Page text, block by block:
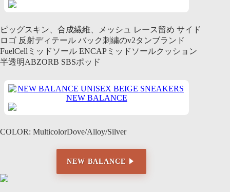
ピッグスキン、合成繊維、メッシュ レース留め サイド
ロゴ 反射ディテール バック刺繍のv2タンブランド
FuelCellミッドソール ENCAPミッドソールクッション
半透明ABZORB SBSポッド
NEW BALANCE
COLOR: MulticolorDove/Alloy/Silver
NEW BALANCE